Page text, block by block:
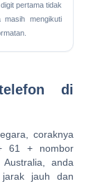
pertama tidak
masih mengikuti
di
coraknya
61 + nombor
Australia, anda
jauh dan